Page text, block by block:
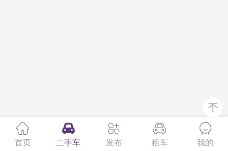
首页 二手车 发布 租车 我的